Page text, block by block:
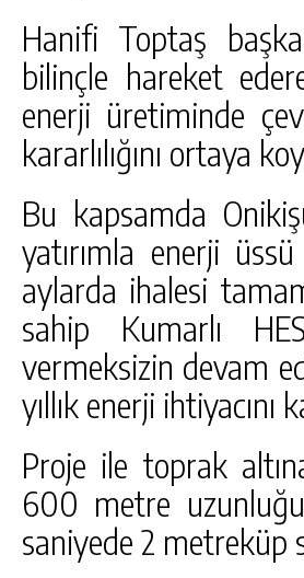
Hanifi Toptaş
bilinçle hareket
enerji üretiminde
kararlılığını ortaya
Bu kapsamda
yatırımla enerji
aylarda ihalesi
sahip Kumarlı
vermeksizin devam
yıllık enerji ihtiyacını
Proje ile toprak
600 metre
saniyede 2 metreküp